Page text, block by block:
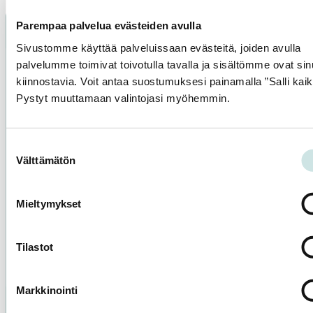
Parempaa palvelua evästeiden avulla
Sivustomme käyttää palveluissaan evästeitä, joiden avulla
palvelumme toimivat toivotulla tavalla ja sisältömme ovat
kiinnostavia. Voit antaa suostumuksesi painamalla ”Salli
Pystyt muuttamaan valintojasi myöhemmin.
valinta
Välttämätön
Mieltymykset
Tilastot
Markkinointi
pyyhkäisemällä.
Näe ja koe
Yhteystiedot